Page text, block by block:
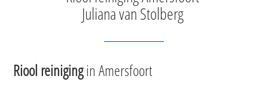
Juliana van Stolberg
Riool reinigingin Amersfoort